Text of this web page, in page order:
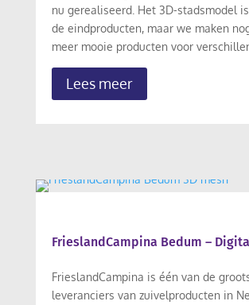
nu gerealiseerd. Het 3D-stadsmodel
de eindproducten, maar we maken
meer mooie producten voor
Lees meer
FrieslandCampina Bedum –
FrieslandCampina is één van de
leveranciers van zuivelproducten in